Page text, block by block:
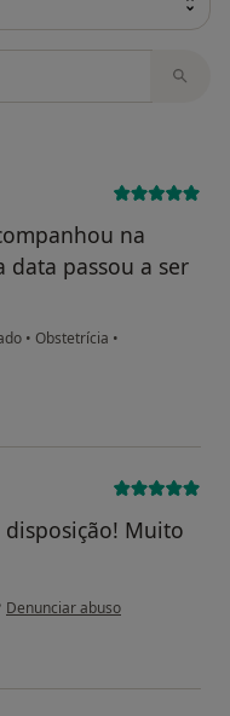
na
data passou a ser
• Obstetrícia •
disposição! Muito
na opinião do utilizador anônimo
Denunciar abuso